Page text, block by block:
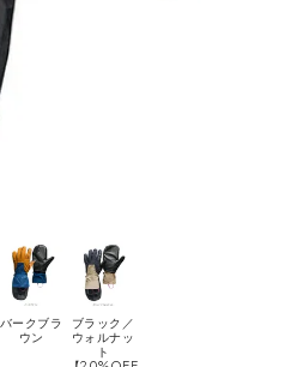
バークブラ
ウン
ブラック／
ウォルナッ
ト